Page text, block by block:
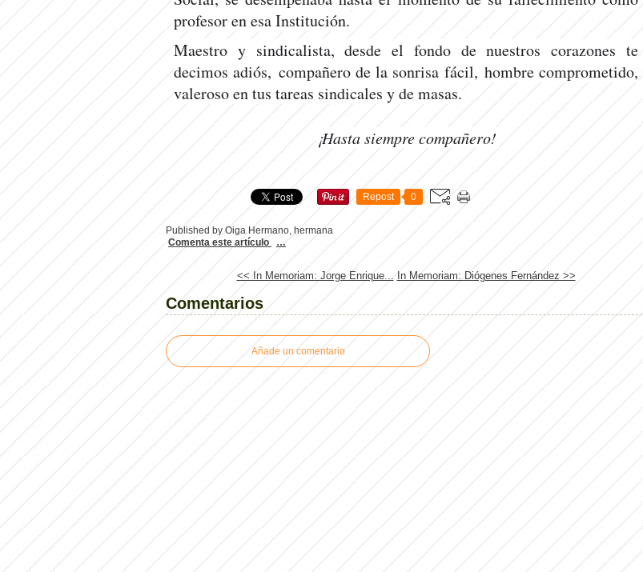
profesor en esa Institución.
Maestro y sindicalista, desde el fondo de nuestros corazones te
decimos adiós, compañero de la sonrisa fácil, hombre comprometido,
valeroso en tus tareas sindicales y de masas.
¡Hasta siempre compañero!
Repost 0
Published by Oiga Hermano, hermana
Comenta este artículo
…
<< In Memoriam: Jorge Enrique... In Memoriam: Diógenes Fernández >>
Comentarios
Añade un comentario